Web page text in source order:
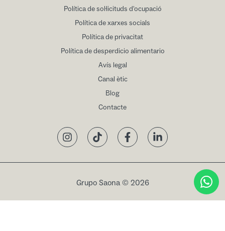
Política de sol·licituds d'ocupació
Política de xarxes socials
Política de privacitat
Política de desperdicio alimentario
Avís legal
Canal ètic
Blog
Contacte
InstagramTikTok FacebookLinkedIn
Grupo Saona © 2026